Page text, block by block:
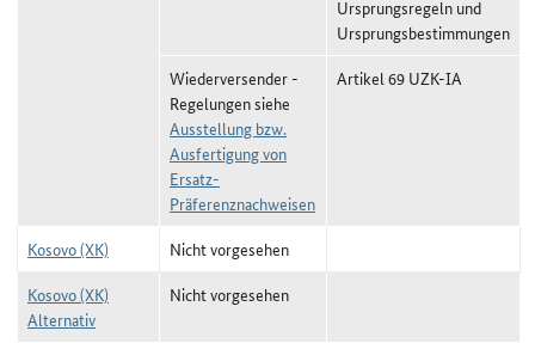
Ursprungsregeln und
Ursprungsbestimmungen
Wiederversender -
Regelungen siehe
Ausstellung bzw.
Ausfertigung von
Ersatz-
Präferenznachweisen
Artikel 69 UZK-IA
Kosovo (XK)
Nicht vorgesehen
Kosovo (XK)
Alternativ
Nicht vorgesehen